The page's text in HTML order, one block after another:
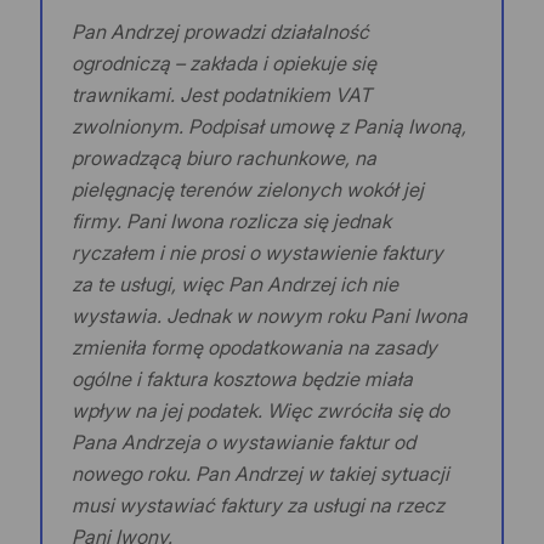
Pan Andrzej prowadzi działalność
ogrodniczą – zakłada i opiekuje się
trawnikami. Jest podatnikiem VAT
zwolnionym. Podpisał umowę z Panią Iwoną,
prowadzącą biuro rachunkowe, na
pielęgnację terenów zielonych wokół jej
firmy. Pani Iwona rozlicza się jednak
ryczałem i nie prosi o wystawienie faktury
za te usługi, więc Pan Andrzej ich nie
wystawia. Jednak w nowym roku Pani Iwona
zmieniła formę opodatkowania na zasady
ogólne i faktura kosztowa będzie miała
wpływ na jej podatek. Więc zwróciła się do
Pana Andrzeja o wystawianie faktur od
nowego roku. Pan Andrzej w takiej sytuacji
musi wystawiać faktury za usługi na rzecz
Pani Iwony.